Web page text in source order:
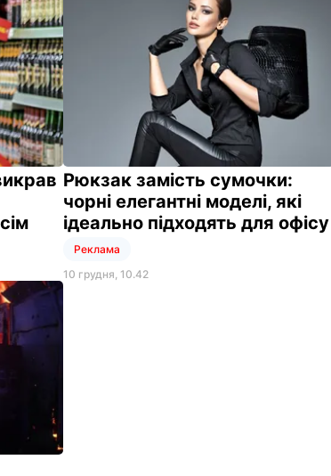
Рюкзак замість сумочки:
чорні елегантні моделі, які
ідеально підходять для офісу
Реклама
10 грудня, 10.42